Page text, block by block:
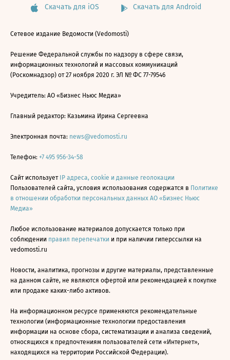
Скачать для iOS Скачать для Android
Сетевое издание Ведомости (Vedomosti)
Решение Федеральной службы по надзору в сфере связи,
информационных технологий и массовых коммуникаций
(Роскомнадзор) от 27 ноября 2020 г. ЭЛ № ФС 77-79546
Учредитель: АО «Бизнес Ньюс Медиа»
Главный редактор: Казьмина Ирина Сергеевна
Электронная почта: news@vedomosti.ru
Телефон: +7 495 956-34-58
Сайт использует IP адреса, cookie и данные геолокации
Пользователей сайта, условия использования содержатся в Политике
в отношении обработки персональных данных АО «Бизнес Ньюс
Медиа»
Любое использование материалов допускается только при
соблюдении правил перепечатки и при наличии гиперссылки на
vedomosti.ru
Новости, аналитика, прогнозы и другие материалы, представленные
на данном сайте, не являются офертой или рекомендацией к покупке
или продаже каких-либо активов.
На информационном ресурсе применяются рекомендательные
технологии (информационные технологии предоставления
информации на основе сбора, систематизации и анализа сведений,
относящихся к предпочтениям пользователей сети «Интернет»,
находящихся на территории Российской Федерации).